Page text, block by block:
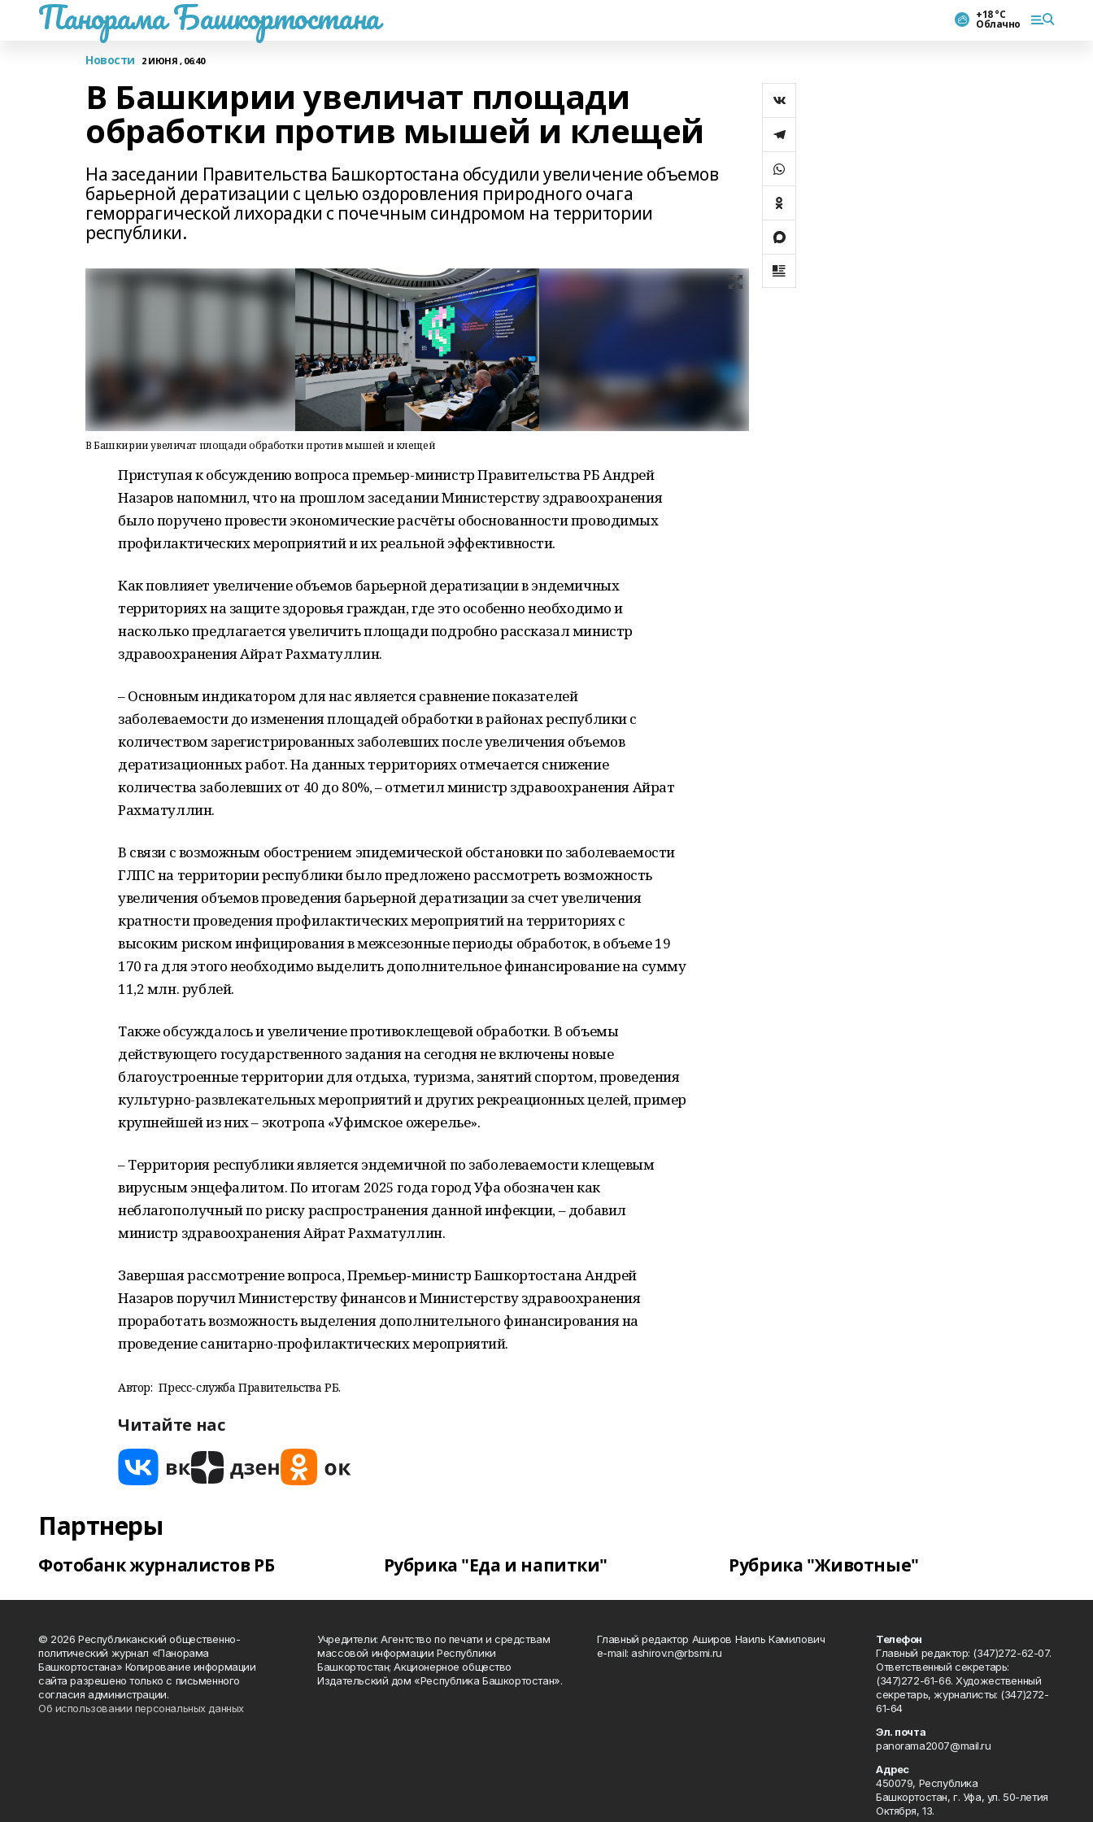
Панорама Башкортостана +18 °С
Облачно
Новости 2 ИЮНЯ , 06:40
В Башкирии увеличат площади
обработки против мышей и клещей
На заседании Правительства Башкортостана обсудили увеличение объемов
барьерной дератизации с целью оздоровления природного очага
геморрагической лихорадки с почечным синдромом на территории
республики.
В Башкирии увеличат площади обработки против мышей и клещей
Приступая к обсуждению вопроса премьер-министр Правительства РБ Андрей
Назаров напомнил, что на прошлом заседании Министерству здравоохранения
было поручено провести экономические расчёты обоснованности проводимых
профилактических мероприятий и их реальной эффективности.
Как повлияет увеличение объемов барьерной дератизации в эндемичных
территориях на защите здоровья граждан, где это особенно необходимо и
насколько предлагается увеличить площади подробно рассказал министр
здравоохранения Айрат Рахматуллин.
– Основным индикатором для нас является сравнение показателей
заболеваемости до изменения площадей обработки в районах республики с
количеством зарегистрированных заболевших после увеличения объемов
дератизационных работ. На данных территориях отмечается снижение
количества заболевших от 40 до 80%, – отметил министр здравоохранения Айрат
Рахматуллин.
В связи с возможным обострением эпидемической обстановки по заболеваемости
ГЛПС на территории республики было предложено рассмотреть возможность
увеличения объемов проведения барьерной дератизации за счет увеличения
кратности проведения профилактических мероприятий на территориях с
высоким риском инфицирования в межсезонные периоды обработок, в объеме 19
170 га для этого необходимо выделить дополнительное финансирование на сумму
11,2 млн. рублей.
Также обсуждалось и увеличение противоклещевой обработки. В объемы
действующего государственного задания на сегодня не включены новые
благоустроенные территории для отдыха, туризма, занятий спортом, проведения
культурно-развлекательных мероприятий и других рекреационных целей, пример
крупнейшей из них – экотропа «Уфимское ожерелье».
– Территория республики является эндемичной по заболеваемости клещевым
вирусным энцефалитом. По итогам 2025 года город Уфа обозначен как
неблагополучный по риску распространения данной инфекции, – добавил
министр здравоохранения Айрат Рахматуллин.
Завершая рассмотрение вопроса, Премьер‑министр Башкортостана Андрей
Назаров поручил Министерству финансов и Министерству здравоохранения
проработать возможность выделения дополнительного финансирования на
проведение санитарно-профилактических мероприятий.
Автор: Пресс-служба Правительства РБ.
Читайте нас
Партнеры
Фотобанк журналистов РБ Рубрика "Еда и напитки" Рубрика "Животные"
© 2026 Республиканский общественно-
политический журнал «Панорама
Башкортостана» Копирование информации
сайта разрешено только с письменного
согласия администрации.
Об использовании персональных данных
Учредители: Агентство по печати и средствам
массовой информации Республики
Башкортостан; Акционерное общество
Издательский дом «Республика Башкортостан».
Главный редактор Аширов Наиль Камилович
e-mail: ashirov.n@rbsmi.ru
Телефон
Главный редактор: (347)272-62-07.
Ответственный секретарь:
(347)272-61-66. Художественный
секретарь, журналисты: (347)272-
61-64
Эл. почта
panorama2007@mail.ru
Адрес
450079, Республика
Башкортостан, г. Уфа, ул. 50-летия
Октября, 13.